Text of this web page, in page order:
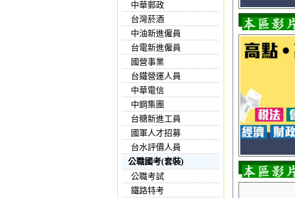
中華郵政
台灣菸酒
中油新進僱員
台電新進僱員
國營事業
台鐵營運人員
中華電信
中鋼集團
台糖新進工員
國軍人才招募
台水評價人員
公職國考(套裝)
公職考試
鐵路特考